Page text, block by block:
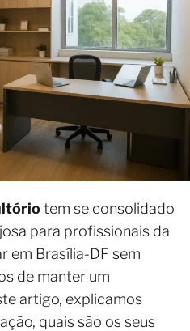
tem se consolidado
para profissionais da
em Brasília-DF sem
de manter um
artigo, explicamos
quais são os seus